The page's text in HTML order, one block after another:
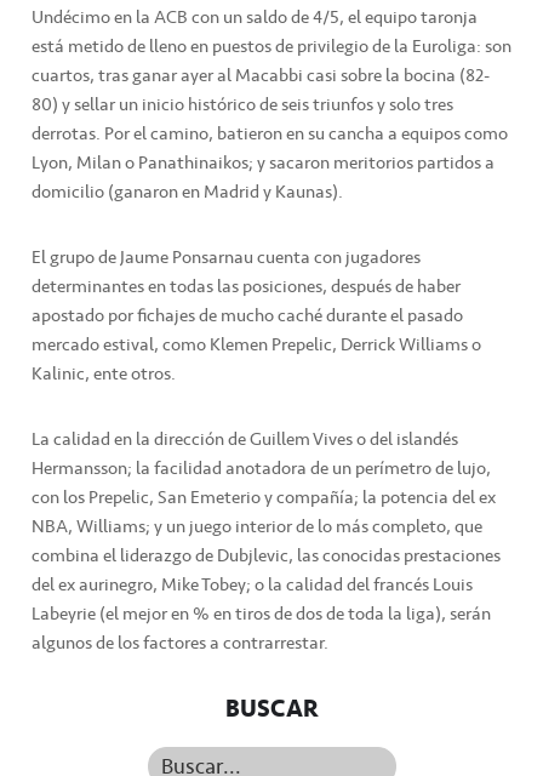
Undécimo en la ACB con un saldo de 4/5, el equipo taronja
está metido de lleno en puestos de privilegio de la Euroliga: son
cuartos, tras ganar ayer al Macabbi casi sobre la bocina (82-
80) y sellar un inicio histórico de seis triunfos y solo tres
derrotas. Por el camino, batieron en su cancha a equipos como
Lyon, Milan o Panathinaikos; y sacaron meritorios partidos a
domicilio (ganaron en Madrid y Kaunas).
El grupo de Jaume Ponsarnau cuenta con jugadores
determinantes en todas las posiciones, después de haber
apostado por fichajes de mucho caché durante el pasado
mercado estival, como Klemen Prepelic, Derrick Williams o
Kalinic, ente otros.
La calidad en la dirección de Guillem Vives o del islandés
Hermansson; la facilidad anotadora de un perímetro de lujo,
con los Prepelic, San Emeterio y compañía; la potencia del ex
NBA, Williams; y un juego interior de lo más completo, que
combina el liderazgo de Dubjlevic, las conocidas prestaciones
del ex aurinegro, Mike Tobey; o la calidad del francés Louis
Labeyrie (el mejor en % en tiros de dos de toda la liga), serán
algunos de los factores a contrarrestar.
BUSCAR
Buscar...